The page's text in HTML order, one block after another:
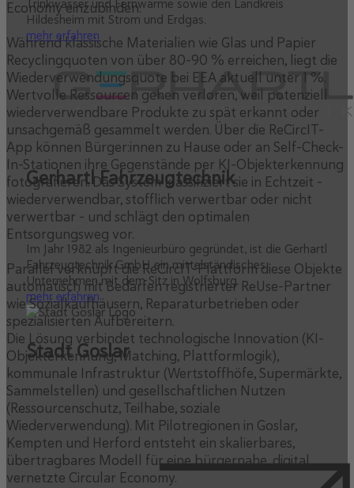
Trinkwasser und Fernwärme sowie den Landkreis
Hildesheim mit Strom und Erdgas.
mehr erfahren
Gerhartl Fahrzeugtechnik
Im Jahr 1982 als Ingenieurbüro gegründet, ist die Gerhartl
Fahrzeugtechnik GmbH ein mittelständisches
Unternehmen mit dem Sitz in Wolfsburg.
mehr erfahren
Stadt Goslar
Economy einzubinden.
Während klassische Materialien wie Glas und Papier
Recyclingquoten von über 80–90 % erreichen, liegt die
Wiederverwendungsquote bei EEA aktuell unter 1 %.
Wertvolle Ressourcen gehen verloren, weil potenziell
wiederverwendbare Produkte zu spät erkannt oder
unsachgemäß gesammelt werden. Über die ReCircIT-
App können Bürger:innen zu Hause oder an Self-Check-
In-Stationen ihre Gegenstände per KI-Objekterkennung
fotografieren. Das System klassifiziert sie in Echtzeit –
wiederverwendbar, stofflich verwertbar oder nicht
verwertbar – und schlägt den optimalen
Entsorgungsweg vor.
Parallel verknüpft die ReCircIT-Plattform diese Objekte
automatisch mit Bedarfen registrierter ReUse-Partner
wie Sozialkaufhäusern, Reparaturbetrieben oder
spezialisierten Aufbereitern.
Die Lösung verbindet technologische Innovation (KI-
Objekterkennung, Matching, Plattformlogik),
kommunale Infrastruktur (Wertstoffhöfe, Supermärkte,
Sammelstellen) und gesellschaftlichen Nutzen
(Ressourcenschutz, Teilhabe, soziale
Wiederverwendung). Mit Pilotregionen in Goslar,
Kempten und Herford entsteht ein skalierbares,
übertragbares Modell für eine bürgernahe, digital
vernetzte Circular Economy.